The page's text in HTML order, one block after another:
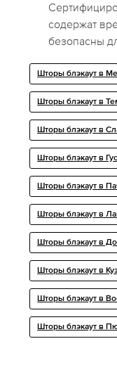
содержат
безопасны
Шторы блэкаут в
Шторы блэкаут в
Шторы блэкаут в
Шторы блэкаут в
Шторы блэкаут в
Шторы блэкаут в
Шторы блэкаут в
Шторы блэкаут в
Шторы блэкаут в
Шторы блэкаут в